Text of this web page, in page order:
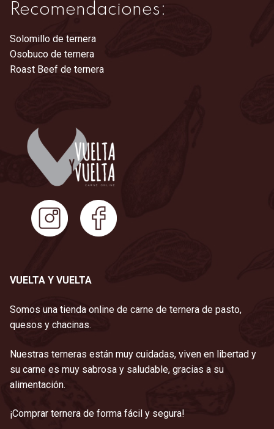
Recomendaciones:
Solomillo de ternera
Osobuco de ternera
Roast Beef de ternera
VUELTA Y VUELTA
Somos una tienda online de carne de ternera de pasto,
quesos y chacinas.
Nuestras terneras están muy cuidadas, viven en libertad y
su carne es muy sabrosa y saludable, gracias a su
alimentación.
¡Comprar ternera de forma fácil y segura!